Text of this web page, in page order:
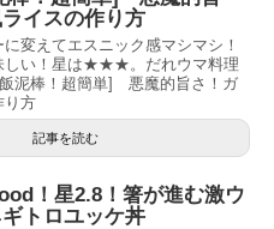
イスの作り方
変えてエスニック感マシマシ！
しい！星は★★★。だれウマ料理
泥棒！超簡単] 悪魔的旨さ！ガ
り方
記事を読む
！星2.8！箸が進む激ウ
トロユッケ丼